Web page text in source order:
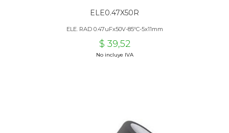
ELE0.47X50R
ELE. RAD 0.47uFx50V-85ºC-5x11mm
$ 39,52
No incluye IVA